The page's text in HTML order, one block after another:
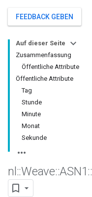
FEEDBACK GEBEN
Auf dieser Seite
Zusammenfassung
Öffentliche Attribute
Öffentliche Attribute
Tag
Stunde
Minute
Monat
Sekunde
nl ::Weave::ASN1::